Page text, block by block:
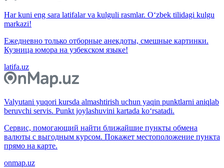
Har kuni eng sara latifalar va kulguli rasmlar. O‘zbek tilidagi kulgu
markazi!
Ежедневно только отборные анекдоты, смешные картинки.
Кузница юмора на узбекском языке!
latifa.uz
Valyutani yuqori kursda almashtirish uchun yaqin punktlarni aniqlab
beruvchi servis. Punkt joylashuvini kartada ko‘rsatadi.
Сервис, помогающий найти ближайшие пункты обмена
валюты с выгодным курсом. Покажет местоположение пункта
прямо на карте.
onmap.uz